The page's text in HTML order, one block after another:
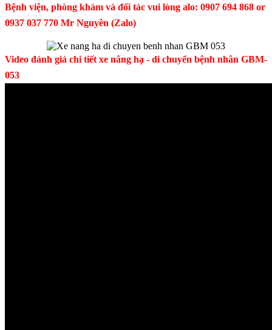
Bệnh viện, phòng khám và đối tác vui lòng alo: 0907 694 868 or
0937 037 770 Mr Nguyên (Zalo)
Video đánh giá chi tiết xe nâng hạ - di chuyển bệnh nhân GBM-
053